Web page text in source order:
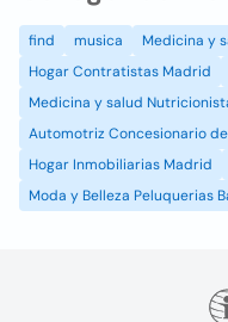
find musica
Medicina y
Hogar Contratistas Madrid
Medicina y salud
Automotriz Concesionario
Hogar Inmobiliarias Madrid
Moda y Belleza Peluquerias